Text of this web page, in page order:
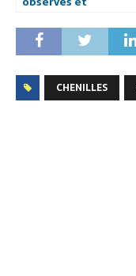
interpréter.
CHENILLES